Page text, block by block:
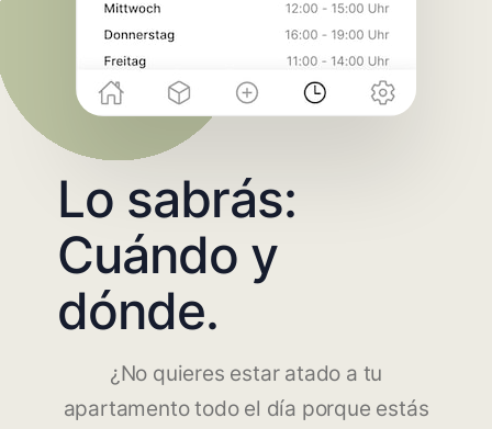
Lo sabrás:
Cuándo y
dónde.
¿No quieres estar atado a tu
apartamento todo el día porque estás